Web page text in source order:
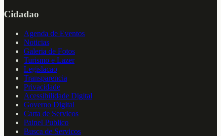
Cidadao
Agenda de Eventos
Noticias
Galeria de Fotos
Turismo e Lazer
Legislacao
Transparencia
Privacidade
Acessibilidade Digital
Governo Digital
Carta de Servicos
Painel Publico
Busca de Servicos